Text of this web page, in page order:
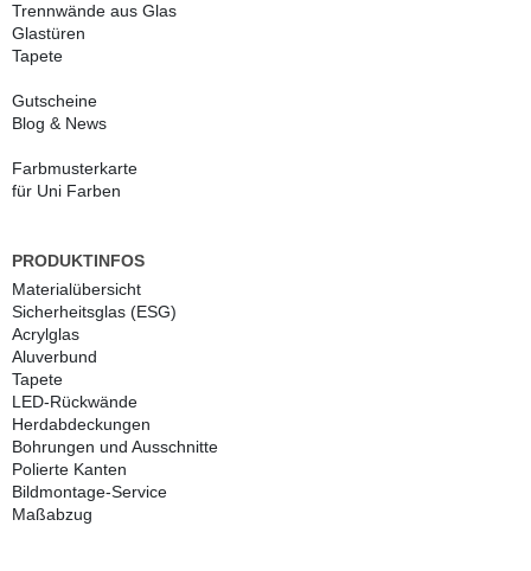
Trennwände aus Glas
Glastüren
Tapete
Gutscheine
Blog & News
Farbmusterkarte
für Uni Farben
PRODUKTINFOS
Materialübersicht
Sicherheitsglas (ESG)
Acrylglas
Aluverbund
Tapete
LED-Rückwände
Herdabdeckungen
Bohrungen und Ausschnitte
Polierte Kanten
Bildmontage-Service
Maßabzug